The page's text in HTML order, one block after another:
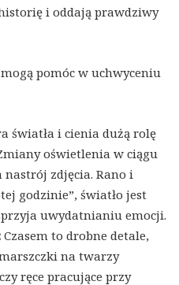
i oddają prawdziwy
pomóc w uchwyceniu
światła i cienia dużą rolę
oświetlenia w ciągu
nastrój zdjęcia. Rano i
godzinie”, światło jest
uwydatnianiu emocji.
Czasem to drobne detale,
na twarzy
ręce pracujące przy